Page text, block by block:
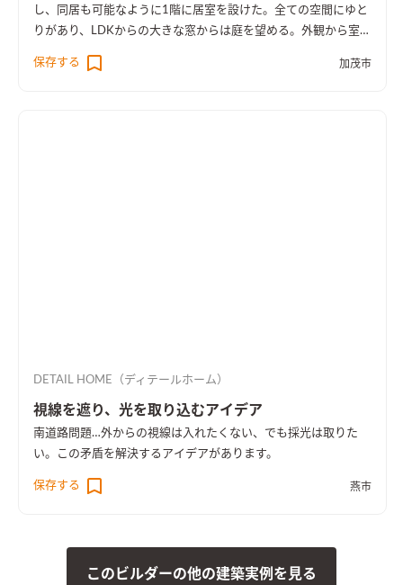
し、同居も可能なように1階に居室を設けた。全ての空間にゆと
りがあり、LDKからの大きな窓からは庭を望める。外観から室内
保存する
加茂市
DETAIL HOME（ディテールホーム）
視線を遮り、光を取り込むアイデア
南道路問題…外からの視線は入れたくない、でも採光は取りた
い。この矛盾を解決するアイデアがあります。
保存する 燕市
このビルダーの他の建築実例を見る